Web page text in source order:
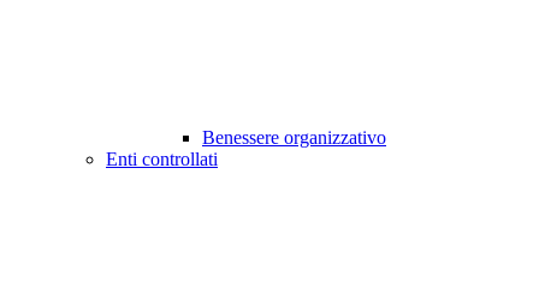
Benessere organizzativo
Enti controllati